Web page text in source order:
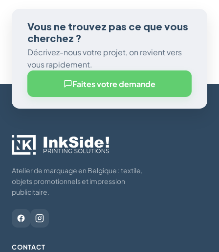
Vous ne trouvez pas ce que vous
cherchez ?
Décrivez-nous votre projet, on revient vers
vous rapidement.
Faites votre demande
Atelier de marquage en Belgique : textile,
objets promotionnels et impression
publicitaire.
CONTACT